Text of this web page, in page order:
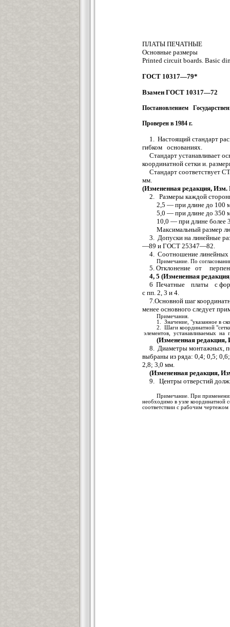
ПЛАТЫ ПЕЧАТНЫЕ
Основные размеры
Printed circuit boards. Basic
ГОСТ 10317—79*
Взамен ГОСТ 10317—72
Постановлением
Проверен в 1984 г.
1. Настоящий стандарт
гибком основаниях.
Стандарт устанавливает
координатной сетки и.
Стандарт соответствует
мм.
(Измененная редакция,
2. Размеры каждой
2,5 — при длине до 100
5,0 — при длине до 350
10,0 — при длине более
Максимальный размер
3. Допуски на линейные
—89 и ГОСТ 25347—82.
4. Соотношение
Примечание. По
5. Отклонение от
4, 5 (Измененная
6 Печатные платы с
с пп. 2, 3 и 4.
7.Основной шаг
менее основного следует
Примечания.
1. Значение, "указанное в
2. Шаги координатной
элементов, устанавливаемых на
(Измененная
8. Диаметры монтажных,
выбраны из ряда: 0,4; 0,5;
2,8; 3,0 мм.
(Измененная редакция,
9. Центры отверстий
Примечание. При
необходимо в узле координатной
соответствии с рабочим чертежом